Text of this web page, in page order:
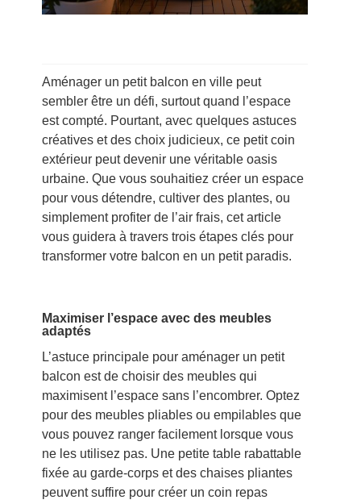
Aménager un petit balcon en ville peut
sembler être un défi, surtout quand l’espace
est compté. Pourtant, avec quelques astuces
créatives et des choix judicieux, ce petit coin
extérieur peut devenir une véritable oasis
urbaine. Que vous souhaitiez créer un espace
pour vous détendre, cultiver des plantes, ou
simplement profiter de l’air frais, cet article
vous guidera à travers trois étapes clés pour
transformer votre balcon en un petit paradis.
Maximiser l’espace avec des meubles
adaptés
L’astuce principale pour aménager un petit
balcon est de choisir des meubles qui
maximisent l’espace sans l’encombrer. Optez
pour des meubles pliables ou empilables que
vous pouvez ranger facilement lorsque vous
ne les utilisez pas. Une petite table rabattable
fixée au garde-corps et des chaises pliantes
peuvent suffire pour créer un coin repas